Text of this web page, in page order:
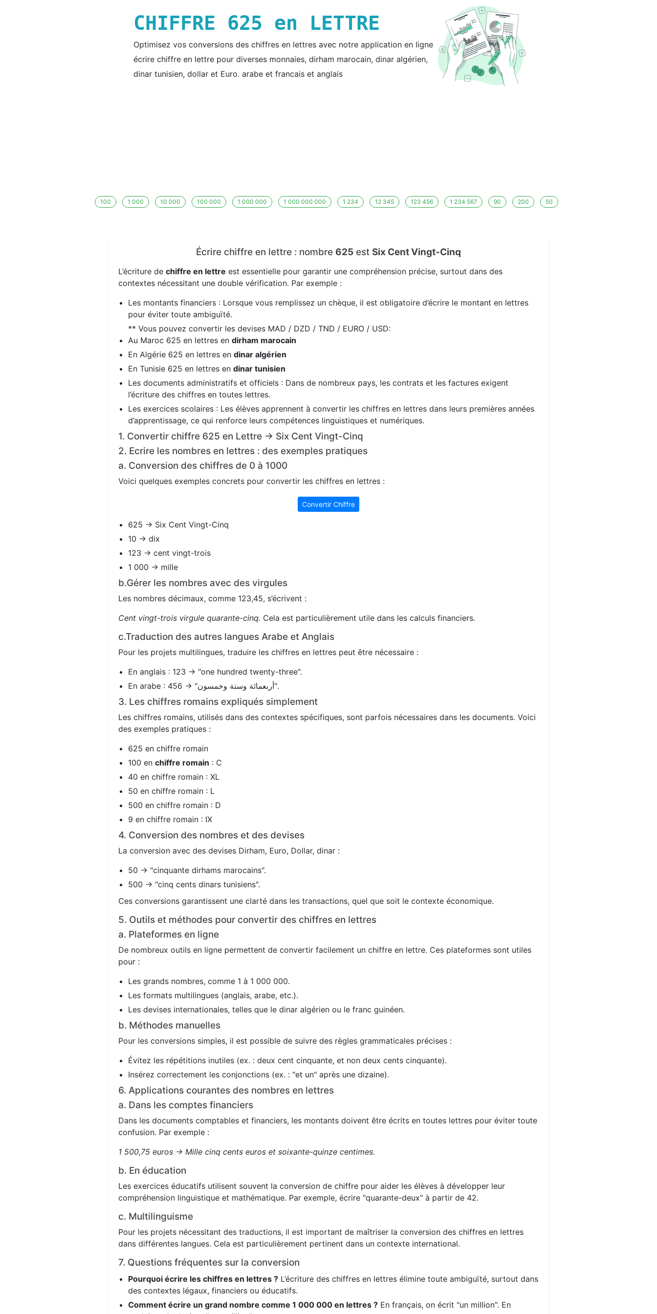
CHIFFRE 625 en LETTRE
Optimisez vos conversions des chiffres en lettres avec notre application en ligne
écrire chiffre en lettre pour diverses monnaies, dirham marocain, dinar algérien,
dinar tunisien, dollar et Euro. arabe et francais et anglais
100 1 000 10 000 100 000 1 000 000 1 000 000 000 1 234 12 345 123 456 1 234 567 90 200 50
Écrire chiffre en lettre : nombre 625 est Six Cent Vingt-Cinq
L’écriture de chiffre en lettre est essentielle pour garantir une compréhension précise, surtout dans des
contextes nécessitant une double vérification. Par exemple :
Les montants financiers : Lorsque vous remplissez un chèque, il est obligatoire d’écrire le montant en lettres
pour éviter toute ambiguïté.
** Vous pouvez convertir les devises MAD / DZD / TND / EURO / USD:
Au Maroc 625 en lettres en dirham marocain
En Algérie 625 en lettres en dinar algérien
En Tunisie 625 en lettres en dinar tunisien
Les documents administratifs et officiels : Dans de nombreux pays, les contrats et les factures exigent
l’écriture des chiffres en toutes lettres.
Les exercices scolaires : Les élèves apprennent à convertir les chiffres en lettres dans leurs premières années
d’apprentissage, ce qui renforce leurs compétences linguistiques et numériques.
1. Convertir chiffre 625 en Lettre → Six Cent Vingt-Cinq
2. Ecrire les nombres en lettres : des exemples pratiques
a. Conversion des chiffres de 0 à 1000
Voici quelques exemples concrets pour convertir les chiffres en lettres :
Convertir Chiffre
625 → Six Cent Vingt-Cinq
10 → dix
123 → cent vingt-trois
1 000 → mille
b.Gérer les nombres avec des virgules
Les nombres décimaux, comme 123,45, s’écrivent :
Cent vingt-trois virgule quarante-cinq. Cela est particulièrement utile dans les calculs financiers.
c.Traduction des autres langues Arabe et Anglais
Pour les projets multilingues, traduire les chiffres en lettres peut être nécessaire :
En anglais : 123 → "one hundred twenty-three".
En arabe : 456 → "أربعمائة وستة وخمسون".
3. Les chiffres romains expliqués simplement
Les chiffres romains, utilisés dans des contextes spécifiques, sont parfois nécessaires dans les documents. Voici
des exemples pratiques :
625 en chiffre romain
100 en chiffre romain : C
40 en chiffre romain : XL
50 en chiffre romain : L
500 en chiffre romain : D
9 en chiffre romain : IX
4. Conversion des nombres et des devises
La conversion avec des devises Dirham, Euro, Dollar, dinar :
50 → "cinquante dirhams marocains".
500 → "cinq cents dinars tunisiens".
Ces conversions garantissent une clarté dans les transactions, quel que soit le contexte économique.
5. Outils et méthodes pour convertir des chiffres en lettres
a. Plateformes en ligne
De nombreux outils en ligne permettent de convertir facilement un chiffre en lettre. Ces plateformes sont utiles
pour :
Les grands nombres, comme 1 à 1 000 000.
Les formats multilingues (anglais, arabe, etc.).
Les devises internationales, telles que le dinar algérien ou le franc guinéen.
b. Méthodes manuelles
Pour les conversions simples, il est possible de suivre des règles grammaticales précises :
Évitez les répétitions inutiles (ex. : deux cent cinquante, et non deux cents cinquante).
Insérez correctement les conjonctions (ex. : "et un" après une dizaine).
6. Applications courantes des nombres en lettres
a. Dans les comptes financiers
Dans les documents comptables et financiers, les montants doivent être écrits en toutes lettres pour éviter toute
confusion. Par exemple :
1 500,75 euros → Mille cinq cents euros et soixante-quinze centimes.
b. En éducation
Les exercices éducatifs utilisent souvent la conversion de chiffre pour aider les élèves à développer leur
compréhension linguistique et mathématique. Par exemple, écrire "quarante-deux" à partir de 42.
c. Multilinguisme
Pour les projets nécessitant des traductions, il est important de maîtriser la conversion des chiffres en lettres
dans différentes langues. Cela est particulièrement pertinent dans un contexte international.
7. Questions fréquentes sur la conversion
Pourquoi écrire les chiffres en lettres ? L’écriture des chiffres en lettres élimine toute ambiguïté, surtout dans
des contextes légaux, financiers ou éducatifs.
Comment écrire un grand nombre comme 1 000 000 en lettres ? En français, on écrit "un million". En